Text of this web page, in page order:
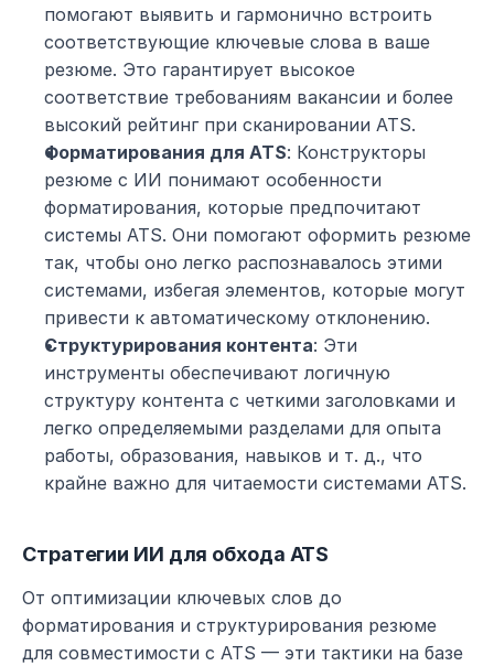
помогают выявить и гармонично встроить
соответствующие ключевые слова в ваше
резюме. Это гарантирует высокое
соответствие требованиям вакансии и более
высокий рейтинг при сканировании ATS.
Форматирования для ATS: Конструкторы
резюме с ИИ понимают особенности
форматирования, которые предпочитают
системы ATS. Они помогают оформить резюме
так, чтобы оно легко распознавалось этими
системами, избегая элементов, которые могут
привести к автоматическому отклонению.
Структурирования контента: Эти
инструменты обеспечивают логичную
структуру контента с четкими заголовками и
легко определяемыми разделами для опыта
работы, образования, навыков и т. д., что
крайне важно для читаемости системами ATS.
Стратегии ИИ для обхода ATS
От оптимизации ключевых слов до
форматирования и структурирования резюме
для совместимости с ATS — эти тактики на базе